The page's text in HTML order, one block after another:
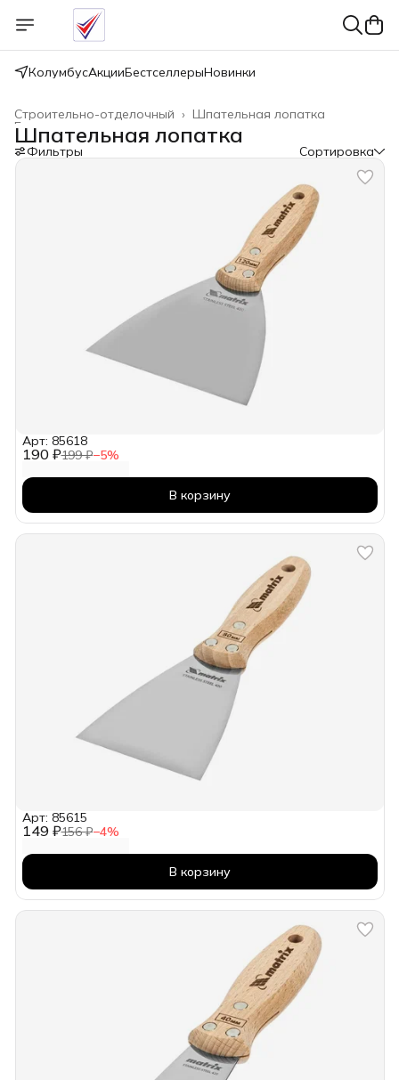
КолумбусАкцииБестселлерыНовинки
Шпательная лопатка
Строительно-отделочный ›
Главная
Шпательная лопатка
Фильтры Сортировка
190 ₽199 ₽−5%
Арт: 85618
В корзину
149 ₽156 ₽−4%
Арт: 85615
В корзину